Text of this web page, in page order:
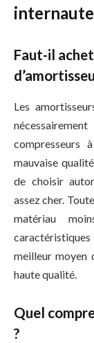
Faut-il
Les
compresseurs
mauvaise
de choisir
assez cher.
matériau
meilleur moyen
haute qualité.
Quel
?